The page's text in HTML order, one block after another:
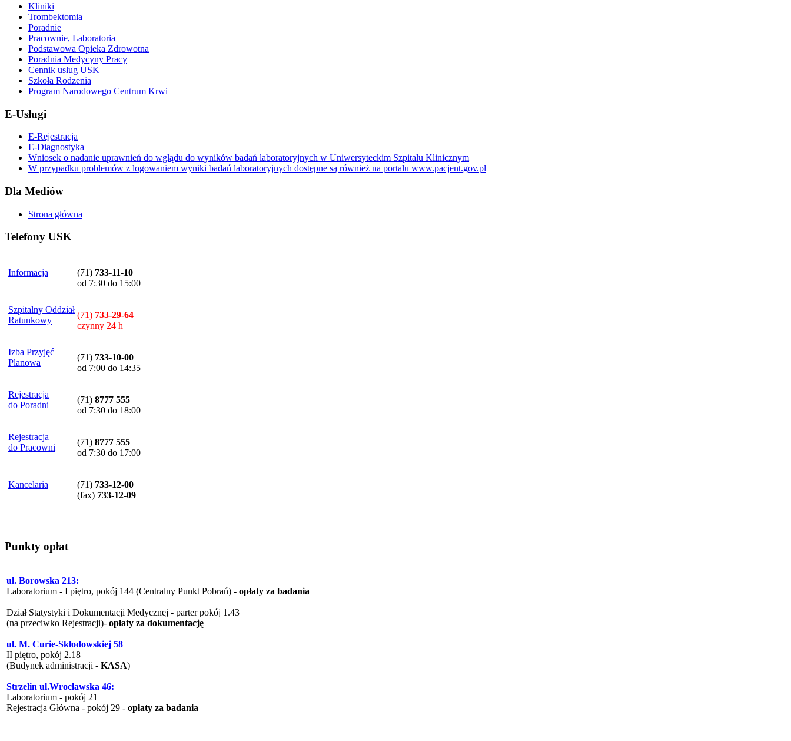
Kliniki
Trombektomia
Poradnie
Pracownie, Laboratoria
Podstawowa Opieka Zdrowotna
Poradnia Medycyny Pracy
Cennik usług USK
Szkoła Rodzenia
Program Narodowego Centrum Krwi
E-Usługi
E-Rejestracja
E-Diagnostyka
Wniosek o nadanie uprawnień do wglądu do wyników badań laboratoryjnych w Uniwersyteckim Szpitalu Klinicznym
W przypadku problemów z logowaniem wyniki badań laboratoryjnych dostępne są również na portalu www.pacjent.gov.pl
Dla Mediów
Strona główna
Telefony USK
Informacja (71) 733-11-10
od 7:30 do 15:00
Szpitalny Oddział
Ratunkowy
(71) 733-29-64
czynny 24 h
Izba Przyjęć
Planowa
(71) 733-10-00
od 7:00 do 14:35
Rejestracja
do Poradni
(71) 8777 555
od 7:30 do 18:00
Rejestracja
do Pracowni
(71) 8777 555
od 7:30 do 17:00
Kancelaria (71) 733-12-00
(fax) 733-12-09
Punkty opłat
ul. Borowska 213:
Laboratorium - I piętro, pokój 144 (Centralny Punkt Pobrań) - opłaty za badania
Dział Statystyki i Dokumentacji Medycznej - parter pokój 1.43
(na przeciwko Rejestracji)- opłaty za dokumentację
ul. M. Curie-Skłodowskiej 58
II piętro, pokój 2.18
(Budynek administracji - KASA)
Strzelin ul.Wrocławska 46:
Laboratorium - pokój 21
Rejestracja Główna - pokój 29 - opłaty za badania